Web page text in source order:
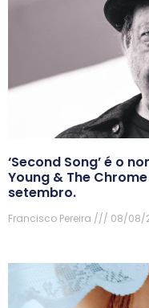
‘Second Song’ é o
Young & The
setembro.
Francisco Pereira 08/08/